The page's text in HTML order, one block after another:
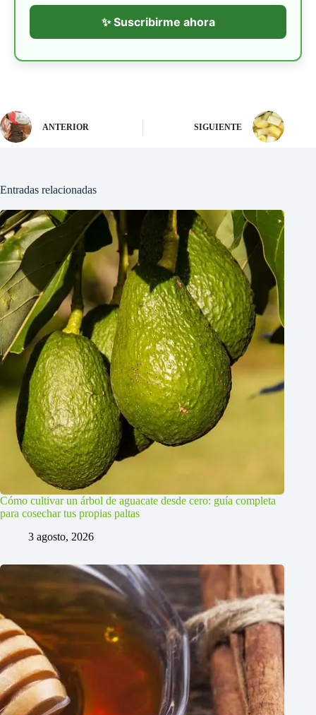
✨ Suscribirme ahora
ANTERIOR SIGUIENTE
Entradas relacionadas
Cómo cultivar un árbol de aguacate desde cero: guía completa
para cosechar tus propias paltas
3 agosto, 2026